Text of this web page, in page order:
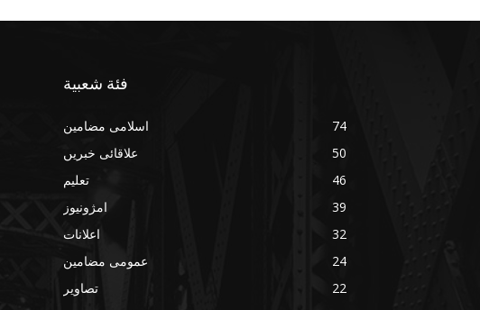
فئة شعبية
اسلامی مضامین
74
علاقائی خبریں
50
تعلیم
46
امژونیوز
39
اعلانات
32
عمومی مضامین
24
تصاویر
22